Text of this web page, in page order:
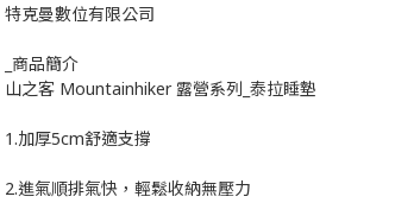
特克曼數位有限公司
_商品簡介
山之客 Mountainhiker 露營系列_泰拉睡墊
1.加厚5cm舒適支撐
2.進氣順排氣快，輕鬆收納無壓力